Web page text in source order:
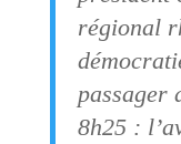
régional
passager
8h25 :